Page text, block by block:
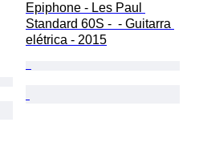
Epiphone - Les Paul
Standard 60S -  - Guitarra
elétrica - 2015